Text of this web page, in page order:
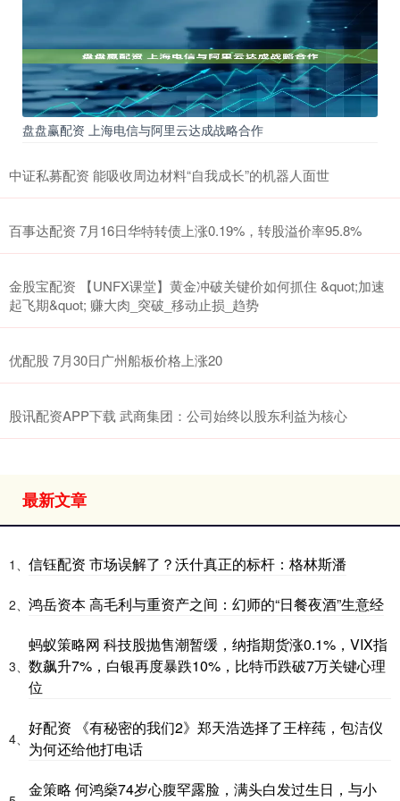
盘盘赢配资 上海电信与阿里云达成战略合作
中证私募配资 能吸收周边材料“自我成长”的机器人面世
百事达配资 7月16日华特转债上涨0.19%，转股溢价率95.8%
金股宝配资 【UNFX课堂】黄金冲破关键价如何抓住 &quot;加速
起飞期&quot; 赚大肉_突破_移动止损_趋势
优配股 7月30日广州船板价格上涨20
股讯配资APP下载 武商集团：公司始终以股东利益为核心
最新文章
1、 信钰配资 市场误解了？沃什真正的标杆：格林斯潘
2、 鸿岳资本 高毛利与重资产之间：幻师的“日餐夜酒”生意经
3、
蚂蚁策略网 科技股抛售潮暂缓，纳指期货涨0.1%，VIX指
数飙升7%，白银再度暴跌10%，比特币跌破7万关键心理
位
4、
好配资 《有秘密的我们2》郑天浩选择了王梓莼，包洁仪
为何还给他打电话
金策略 何鸿燊74岁心腹罕露脸，满头白发过生日，与小